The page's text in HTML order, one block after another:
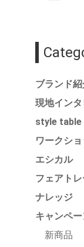
ブランド
現地イン
style table
ワークシ
エシカル
フェアト
ナレッジ
キャンペ
新商品